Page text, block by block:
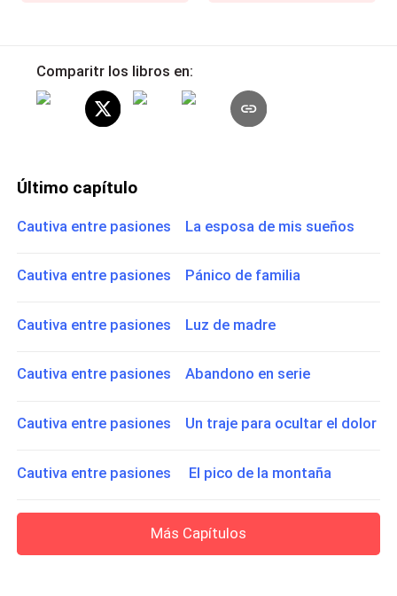
Comparitr los libros en:
Último capítulo
Cautiva entre pasiones La esposa de mis sueños
Cautiva entre pasiones Pánico de familia
Cautiva entre pasiones Luz de madre
Cautiva entre pasiones Abandono en serie
Cautiva entre pasiones Un traje para ocultar el dolor
Cautiva entre pasiones El pico de la montaña
Más Capítulos